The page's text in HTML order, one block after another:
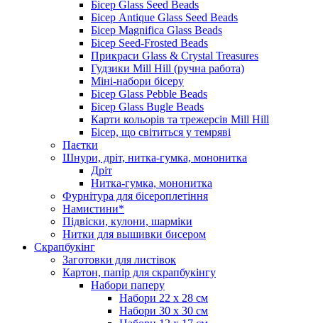
Бісер Glass Seed Beads
Бісер Antique Glass Seed Beads
Бісер Magnifica Glass Beads
Бісер Seed-Frosted Beads
Прикраси Glass & Crystal Treasures
Гудзики Mill Hill (ручна работа)
Міні-набори бісеру
Бісер Glass Pebble Beads
Бісер Glass Bugle Beads
Карти кольорів та трежерсів Mill Hill
Бісер, що світиться у темряві
Паєтки
Шнури, дріт, нитка-гумка, мононитка
Дріт
Нитка-гумка, мононитка
Фурнітура для бісероплетіння
Намистини*
Підвіски, кулони, шарміки
Нитки для вышивки бисером
Скрапбукінг
Заготовки для листівок
Картон, папір для скрапбукінгу
Набори паперу
Набори 22 х 28 см
Набори 30 х 30 см